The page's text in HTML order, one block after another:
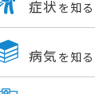
症状 を知る
病気 を知る